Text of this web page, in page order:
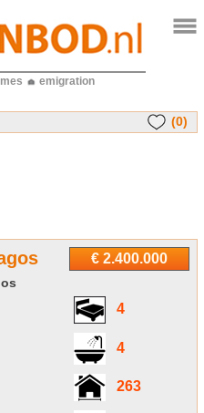
emigration
(0)
€ 2.400.000
4
4
263